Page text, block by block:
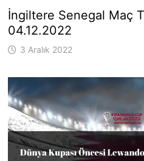
İngiltere Senegal Maç
04.12.2022
3 Aralık 2022